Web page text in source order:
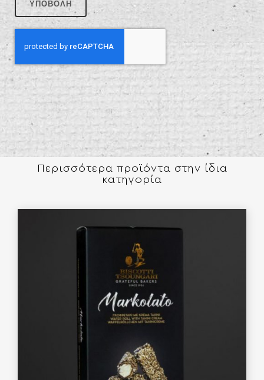
Περισσότερα προϊόντα στην ίδια
κατηγορία​​